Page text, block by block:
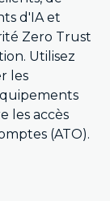
d'IA et
Zero Trust
Utilisez
les
les accès
(ATO).